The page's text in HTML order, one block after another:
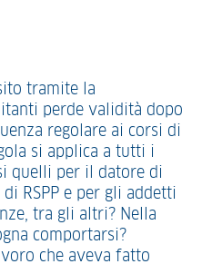
tramite la
perde validità dopo
regolare ai corsi di
si applica a tutti i
quelli per il datore di
RSPP e per gli addetti
tra gli altri? Nella
comportarsi?
che aveva fatto